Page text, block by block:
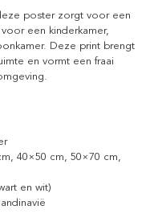
poster zorgt voor een
een kinderkamer,
Deze print brengt
en vormt een fraai
40×50 cm, 50×70 cm,
en wit)